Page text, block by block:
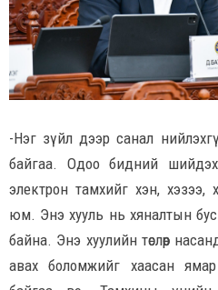
-Нэг зүйл дээр санал
байгаа. Одоо бидний
электрон тамхийг хэн, хэзээ,
юм. Энэ хууль нь хяналтын
байна. Энэ хуулийн төслөөр
авах боломжийг хаасан